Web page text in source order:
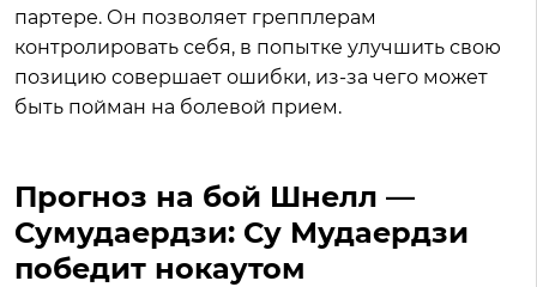
партере. Он позволяет грепплерам
контролировать себя, в попытке улучшить свою
позицию совершает ошибки, из-за чего может
быть пойман на болевой прием.
Прогноз на бой Шнелл —
Сумудаердзи: Су Мудаердзи
победит нокаутом